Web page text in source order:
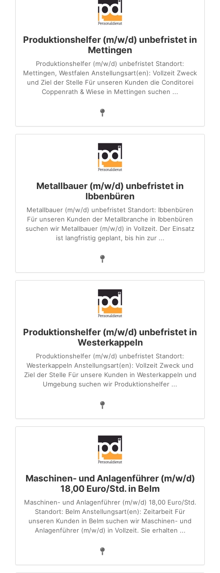
Produktionshelfer (m/w/d) unbefristet in
Mettingen
Produktionshelfer (m/w/d) unbefristet Standort:
Mettingen, Westfalen Anstellungsart(en): Vollzeit Zweck
und Ziel der Stelle Für unseren Kunden die Conditorei
Coppenrath & Wiese in Mettingen suchen ...
Metallbauer (m/w/d) unbefristet in
Ibbenbüren
Metallbauer (m/w/d) unbefristet Standort: Ibbenbüren
Für unseren Kunden der Metallbranche in Ibbenbüren
suchen wir Metallbauer (m/w/d) in Vollzeit. Der Einsatz
ist langfristig geplant, bis hin zur ...
Produktionshelfer (m/w/d) unbefristet in
Westerkappeln
Produktionshelfer (m/w/d) unbefristet Standort:
Westerkappeln Anstellungsart(en): Vollzeit Zweck und
Ziel der Stelle Für unsere Kunden in Westerkappeln und
Umgebung suchen wir Produktionshelfer ...
Maschinen- und Anlagenführer (m/w/d)
18,00 Euro/Std. in Belm
Maschinen- und Anlagenführer (m/w/d) 18,00 Euro/Std.
Standort: Belm Anstellungsart(en): Zeitarbeit Für
unseren Kunden in Belm suchen wir Maschinen- und
Anlagenführer (m/w/d) in Vollzeit. Sie erhalten ...